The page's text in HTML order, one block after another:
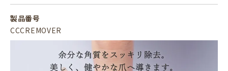
製品番号
CCCREMOVER